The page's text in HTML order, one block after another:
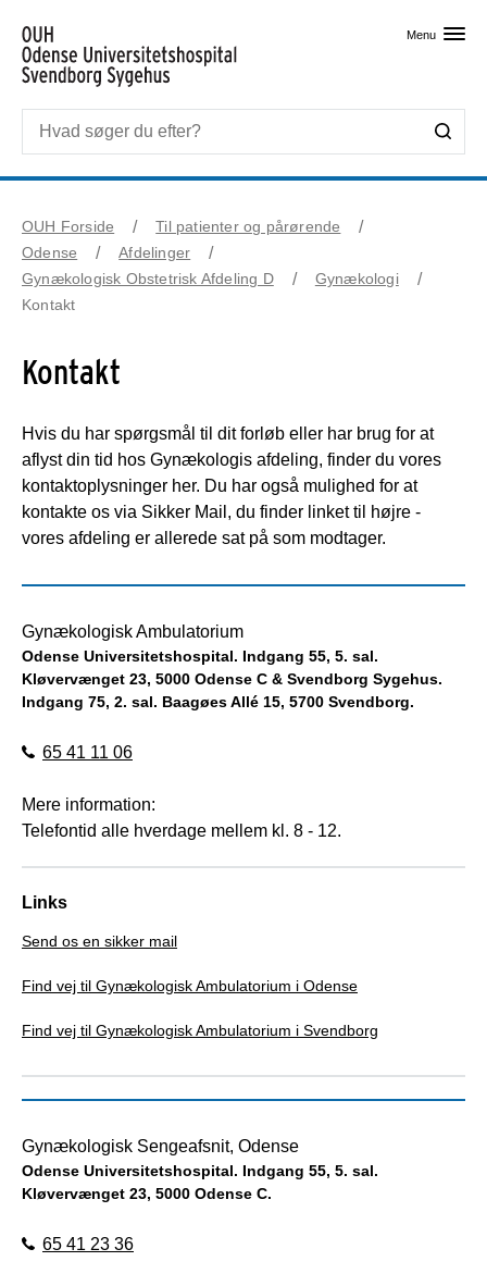
Menu
OUH Forside
Til patienter og pårørende
Odense
Afdelinger
Gynækologisk Obstetrisk Afdeling D
Gynækologi
Kontakt
Kontakt
Hvis du har spørgsmål til dit forløb eller har brug for at
aflyst din tid hos Gynækologis afdeling, finder du vores
kontaktoplysninger her. Du har også mulighed for at
kontakte os via Sikker Mail, du finder linket til højre -
vores afdeling er allerede sat på som modtager.
Links
Send os en sikker mail
Find vej til Gynækologisk Ambulatorium i Odense
Find vej til Gynækologisk Ambulatorium i Svendborg
Gynækologisk Ambulatorium
Odense Universitetshospital. Indgang 55, 5. sal.
Kløvervænget 23, 5000 Odense C & Svendborg Sygehus.
Indgang 75, 2. sal. Baagøes Allé 15, 5700 Svendborg.
65 41 11 06
Mere information:
Telefontid alle hverdage mellem kl. 8 - 12.
Gynækologisk Sengeafsnit, Odense
Odense Universitetshospital. Indgang 55, 5. sal.
Kløvervænget 23, 5000 Odense C.
65 41 23 36